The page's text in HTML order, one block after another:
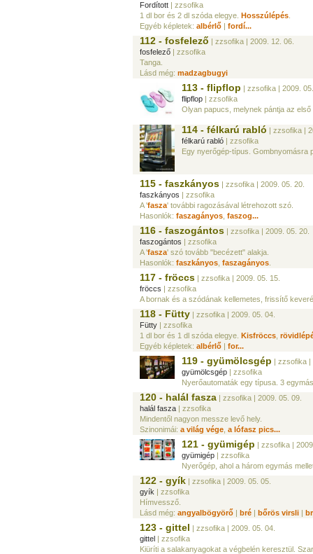
Fordított | zzsofika
1 dl bor és 2 dl szóda elegye. Hosszúlépés
Egyéb képletek: albérlő | fordí...
112 - fosfelező | zzsofika | 2009. 12. 06.
fosfelező | zzsofika
Tanga.
Lásd még: madzagbugyi
113 - flipflop | zzsofika | 2009.
flipflop | zzsofika
Olyan papucs, melynek pántja az
114 - félkarú rabló | zzsofika |
félkarú rabló | zzsofika
Egy nyerőgép-típus. Gombnyomásra
115 - faszkányos | zzsofika | 2009. 05. 20.
faszkányos | zzsofika
A 'fasza' további ragozásával létrehozott szó.
Hasonlók: faszagányos faszog...
116 - faszogántos | zzsofika | 2009. 05. 20.
faszogántos | zzsofika
A 'fasza' szó tovább "becézett" alakja.
Hasonlók: faszkányos faszagányos
117 - fröccs | zzsofika | 2009. 05. 15.
fröccs | zzsofika
A bornak és a szódának kellemetes, frissítő
118 - Fütty | zzsofika | 2009. 05. 04.
Fütty | zzsofika
1 dl bor és 1 dl szóda elegye. Kisfröccs
Egyéb képletek: albérlő | for...
119 - gyümölcsgép | zzsofika |
gyümölcsgép | zzsofika
Nyerőautomaták egy típusa. 3
120 - halál fasza | zzsofika | 2009. 05. 09.
halál fasza | zzsofika
Mindentől nagyon messze levő hely.
Szinonimái: a világ vége a lófasz pics...
121 - gyümigép | zzsofika |
gyümigép | zzsofika
Nyerőgép, ahol a három egymás
122 - gyík | zzsofika | 2009. 05. 05.
gyík | zzsofika
Hímvessző.
Lásd még: angyalbögyörő | bré | bőrös virsli |
123 - gittel | zzsofika | 2009. 05. 04.
gittel | zzsofika
Kiüríti a salakanyagokat a végbelén keresztül.